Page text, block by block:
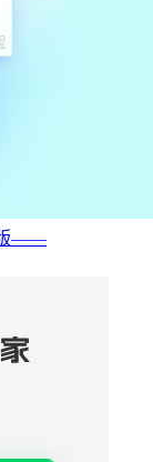
版——